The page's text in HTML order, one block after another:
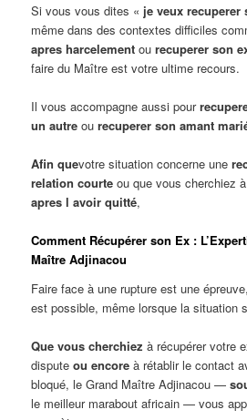
Si vous vous dites « je veux
même dans des contextes difficiles
apres harcelement ourecuperer son
faire du Maître est votre ultime recours.
Il vous accompagne aussi pour
un autre ourecuperer son amant
Afin quevotre situation concerne une
relation courte ou que vous cherchiez
apres l avoir quitté,
Comment Récupérer son Ex :
Maître Adjinacou
Faire face à une rupture est une
est possible, même lorsque la situation
Que vous cherchiez à récupérer votre
disputeou encore à rétablir le contact
bloqué, le Grand Maître Adjinacou —
le meilleur marabout africain — vous